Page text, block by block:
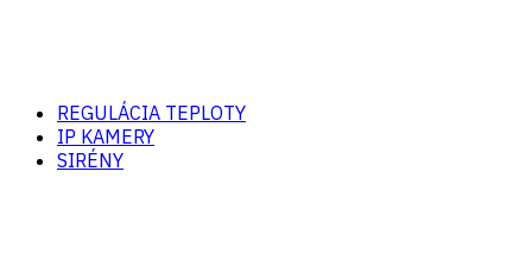
REGULÁCIA TEPLOTY
IP KAMERY
SIRÉNY